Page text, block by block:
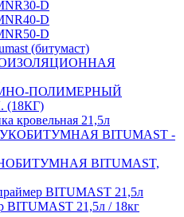
D
D
D
(битумаст)
ПОЛИМЕРНЫЙ
(18КГ)
кровельная 21,5л
BITUMAST -
BITUMAST,
BITUMAST 21,5л
BITUMAST 21,5л / 18кг